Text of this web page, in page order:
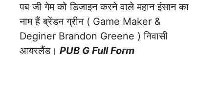
पब जी गेम को डिजाइन करने वाले महान इंसान का
नाम हैं ब्रेंडन ग्रीन ( Game Maker &
Deginer Brandon Greene ) निवासी
आयरलैंड। PUB G Full Form